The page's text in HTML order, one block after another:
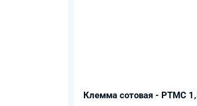
Клемма сотовая - PTMC